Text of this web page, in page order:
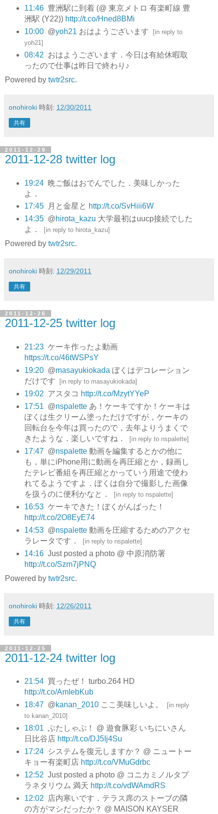
11:46 豊洲駅に到着 (@ 東京メトロ 有楽町線 豊
洲駅 (Y22)) http://t.co/Hned8BMi
10:00 @yoh21 おはようございます [in reply to
yoh21 ]
08:42 おはようございます．今日は有給休暇取
ったので仕事は昨日で終わり♪
Powered by twtr2src.
onohiroki 時刻: 12/30/2011
共有
2011-12-29
2011-12-28 twitter log
19:24 晩ご飯はおでんでした．美味しかった
よ．
17:45
月と金星と http://t.co/SvHiii6W
14:35 @hirota_kazu 大学最初はuucp接続でした
よ．
[in reply to hirota_kazu]
Powered by twtr2src.
onohiroki 時刻: 12/29/2011
共有
2011-12-26
2011-12-25 twitter log
21:23 ケーキ作ったよ動画
https://t.co/46tWSPsY
19:20 @masayukiokada ぼくはデコレーション
だけです [in reply to masayukiokada]
19:02 アスタコ http://t.co/MzytYYeP
17:51 @nspaletteあ！ケーキですか！ケーキは
ぼくは生クリーム塗っただけですが，ケーキの
回転台を今年は買ったので，去年よりうまくで
きたような．楽しいですね．
[in reply to nspalette]
17:47 @nspalette動画を編集するとかの他に
も，単にiPhone用に動画を再圧縮とか，録画し
たテレビ番組を再圧縮とかっていう用途で使わ
れてるようですよ．ぼくは自分で撮影した画像
を扱うのに便利かなと．
[in reply to nspalette]
16:53 ケーキできた！ぼくがんばった！
http://t.co/2O8EyE74
14:53 @nspalette動画を圧縮するためのアクセ
ラレータです．
[in reply to nspalette]
14:16 Just posted a photo @ 中原消防署
http://t.co/Szm7jPNQ
Powered by twtr2src.
onohiroki 時刻: 12/26/2011
共有
2011-12-25
2011-12-24 twitter log
21:54 買ったぜ！ turbo.264 HD
http://t.co/AmIebKub
18:47 @kanan_2010ここ美味しいよ。 [in reply
to kanan_2010]
18:01 ぶたしゃぶ！ @ 遊食豚彩 いちにいさん
日比谷店 http://t.co/DJ5Ij4Su
17:24
システムを復元しますか？ @ ニュートー
キョー有楽町店 http://t.co/VMuGdrbc
12:52 Just posted a photo @ コニカミノルタプ
ラネタリウム 満天 http://t.co/vdWAmdRS
12:02
店内寒いです．テラス席のストーブの隣
の方がマシだったか？ @ MAISON KAYSER